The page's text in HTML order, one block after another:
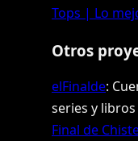
Tops | Lo
Otros
elFinalde:
series y libros
Final de